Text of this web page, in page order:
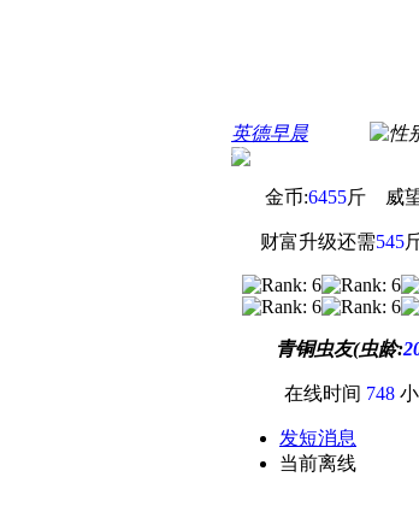
英德早晨
通讯员
金币:6455斤 威
财富升级还需545
青铜虫友(虫龄:
在线时间 748
发短消息
当前离线